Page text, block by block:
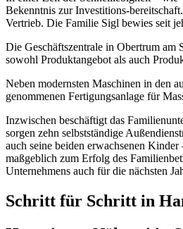
Bekenntnis zur Investitions-
Vertrieb. Die Familie Sigl bewies seit
Die Geschäftszentrale in Obertrum am
sowohl Produktangebot als auch
Neben modernsten Maschinen in den
genommenen Fertigungsanlage für
Inzwischen beschäftigt das
sorgen zehn selbstständige
auch seine beiden erwachsenen
maßgeblich zum Erfolg des
Unternehmens auch für die nächsten
Schritt für Schritt in